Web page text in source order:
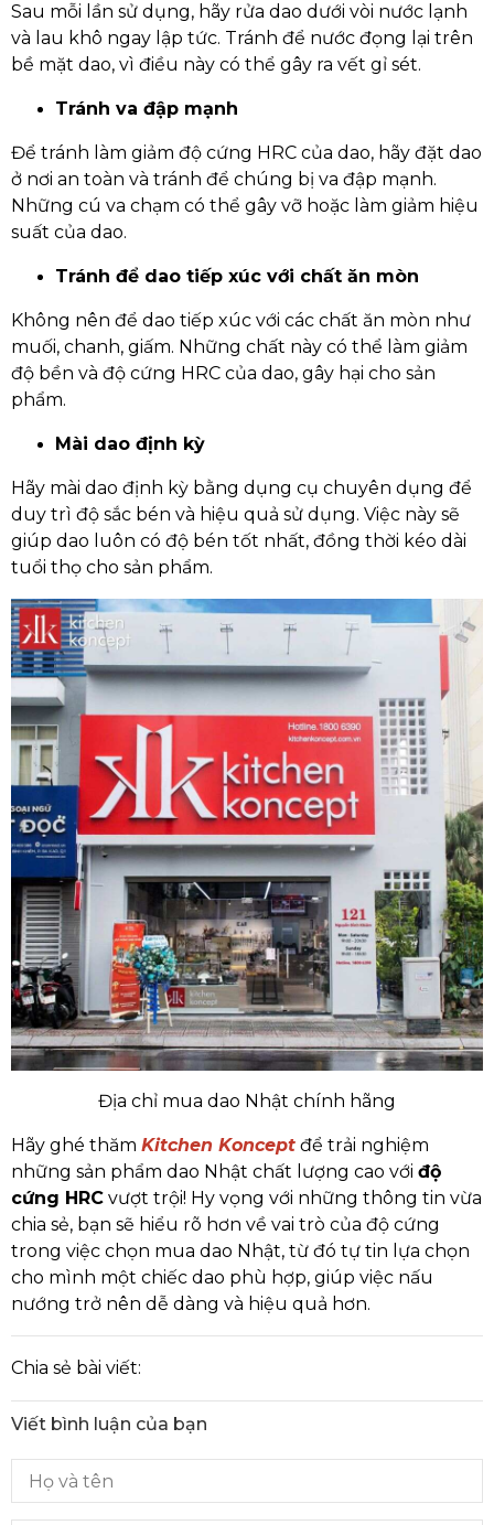
Sau mỗi lần sử dụng, hãy rửa dao dưới vòi nước lạnh
và lau khô ngay lập tức. Tránh để nước đọng lại trên
bề mặt dao, vì điều này có thể gây ra vết gỉ sét.
Tránh va đập mạnh
Để tránh làm giảm độ cứng HRC của dao, hãy đặt dao
ở nơi an toàn và tránh để chúng bị va đập mạnh.
Những cú va chạm có thể gây vỡ hoặc làm giảm hiệu
suất của dao.
Tránh để dao tiếp xúc với chất ăn mòn
Không nên để dao tiếp xúc với các chất ăn mòn như
muối, chanh, giấm. Những chất này có thể làm giảm
độ bền và độ cứng HRC của dao, gây hại cho sản
phẩm.
Mài dao định kỳ
Hãy mài dao định kỳ bằng dụng cụ chuyên dụng để
duy trì độ sắc bén và hiệu quả sử dụng. Việc này sẽ
giúp dao luôn có độ bén tốt nhất, đồng thời kéo dài
tuổi thọ cho sản phẩm.
Địa chỉ mua dao Nhật chính hãng
Hãy ghé thăm Kitchen Koncept để trải nghiệm
những sản phẩm dao Nhật chất lượng cao với độ
cứng HRC vượt trội! Hy vọng với những thông tin vừa
chia sẻ, bạn sẽ hiểu rõ hơn về vai trò của độ cứng
trong việc chọn mua dao Nhật, từ đó tự tin lựa chọn
cho mình một chiếc dao phù hợp, giúp việc nấu
nướng trở nên dễ dàng và hiệu quả hơn.
Chia sẻ bài viết:
Viết bình luận của bạn